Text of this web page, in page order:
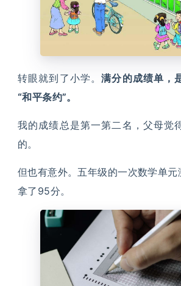
转眼就到了小学。满分的成绩单，
“和平条约”。
我的成绩总是第一第二名，父母觉
的。
但也有意外。五年级的一次数学单元
拿了95分。